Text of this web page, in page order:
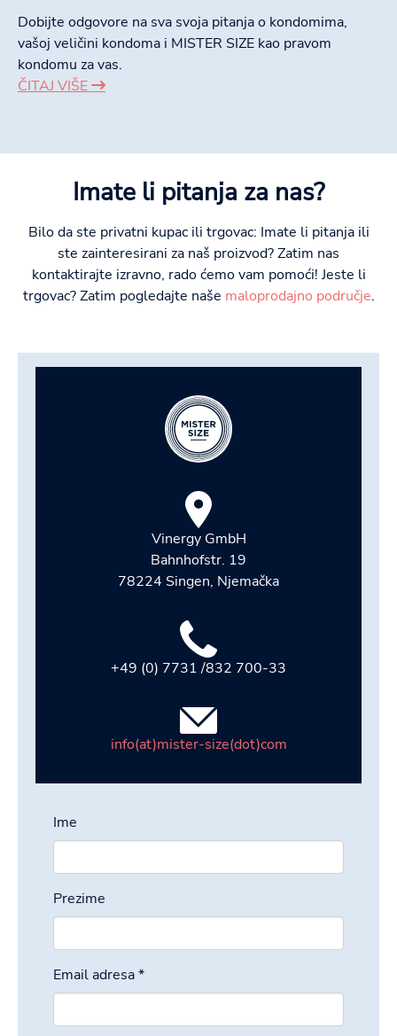
Dobijte odgovore na sva svoja pitanja o kondomima,
vašoj veličini kondoma i MISTER SIZE kao pravom
kondomu za vas.
ČITAJ VIŠE
Imate li pitanja za nas?
Bilo da ste privatni kupac ili trgovac: Imate li pitanja ili
ste zainteresirani za naš proizvod? Zatim nas
kontaktirajte izravno, rado ćemo vam pomoći! Jeste li
trgovac? Zatim pogledajte naše maloprodajno područje.
Vinergy GmbH
Bahnhofstr. 19
78224 Singen, Njemačka
+49 (0) 7731 /832 700-33
info(at)mister-size(dot)com
Ime
Prezime
Email adresa*